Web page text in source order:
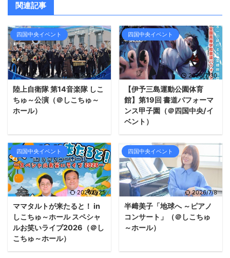
関連記事
四国中央イベント
2026/8/7
陸上自衛隊 第14音楽隊 しこ
ちゅ～公演（＠しこちゅ～
ホール）
四国中央イベント
2026/7/30
【伊予三島運動公園体育
館】第19回 書道パフォーマ
ンス甲子園（＠四国中央/イ
ベント）
四国中央イベント
2026/7/25
ママタルトが来たると！ in
しこちゅ～ホール スペシャ
ルお笑いライブ2026（＠し
こちゅ～ホール）
四国中央イベント
2026/7/8
半﨑美子「地球へ ～ピアノ
コンサート」（＠しこちゅ
～ホール）